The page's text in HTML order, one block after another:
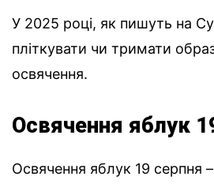
У 2025 році, як пишуть на
пліткувати чи тримати
освячення.
Освячення яблук
Освячення яблук 19 серпня